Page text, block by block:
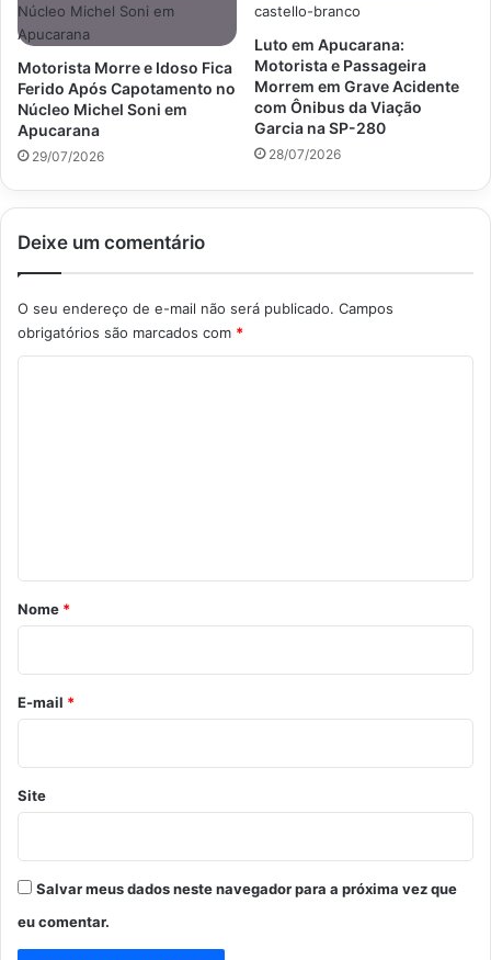
Motorista Morre e Idoso Fica
Ferido Após Capotamento no
Núcleo Michel Soni em
Apucarana
29/07/2026
Luto em Apucarana:
Motorista e Passageira
Morrem em Grave Acidente
com Ônibus da Viação
Garcia na SP-280
28/07/2026
Deixe um comentário
O seu endereço de e-mail não será publicado. Campos
obrigatórios são marcados com *
r
o
*
Nome *
E-mail *
Site
Salvar meus dados neste navegador para a próxima vez que
eu comentar.